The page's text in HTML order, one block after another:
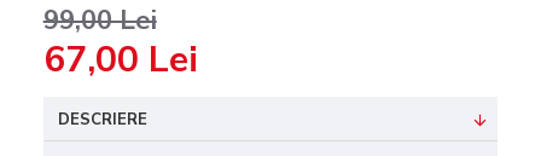
67,00 Lei
99,00 Lei
DESCRIERE